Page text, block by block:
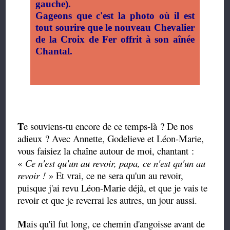
gauche).
Gageons que c'est la photo où il est
tout sourire que le nouveau Chevalier
de la Croix de Fer offrit à son aînée
Chantal.
Te souviens-tu encore de ce temps-là ? De nos
adieux ? Avec Annette, Godelieve et Léon-Marie,
vous faisiez la chaîne autour de moi, chantant :
« Ce n'est qu'un au revoir, papa, ce n'est qu'un au
revoir ! » Et vrai, ce ne sera qu'un au revoir,
puisque j'ai revu Léon-Marie déjà, et que je vais te
revoir et que je reverrai les autres, un jour aussi.
Mais qu'il fut long, ce chemin d'angoisse avant de